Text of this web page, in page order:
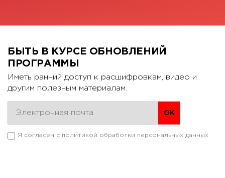
БЫТЬ В КУРСЕ ОБНОВЛЕНИЙ
ПРОГРАММЫ
Иметь ранний доступ к расшифровкам, видео и
другим полезным материалам.
Я согласен с политикой обработки персональных данных